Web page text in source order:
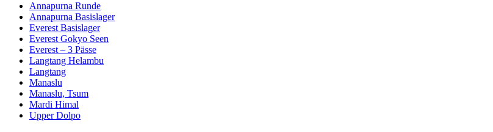
Annapurna Runde
Annapurna Basislager
Everest Basislager
Everest Gokyo Seen
Everest – 3 Pässe
Langtang Helambu
Langtang
Manaslu
Manaslu, Tsum
Mardi Himal
Upper Dolpo